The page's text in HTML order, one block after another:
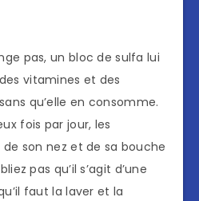
pas, un bloc de sulfa lui
vitamines et des
qu’elle en consomme.
fois par jour, les
son nez et de sa bouche
pas qu’il s’agit d’une
faut la laver et la